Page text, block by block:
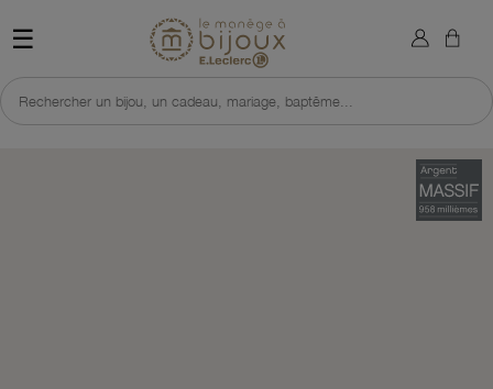
☰ Retour à l'accueil du site
Rechercher un bijou, un cadeau, mariage, baptême...
×